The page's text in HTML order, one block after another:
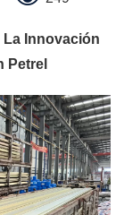
La Innovación
Petrel